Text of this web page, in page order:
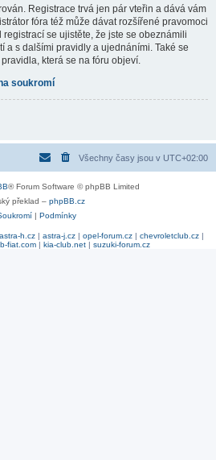
Registrace trvá jen pár vteřin a dává vám
fóra též může dávat rozšířené pravomoci
se ujistěte, že jste se obeznámili
a s dalšími pravidly a ujednáními. Také se
která se na fóru objeví.
soukromí
Všechny časy jsou v UTC+02:00
® Forum Software © phpBB Limited
překlad – phpBB.cz
| Podmínky
h.cz | astra-j.cz | opel-forum.cz | chevroletclub.cz |
fiat.com| kia-club.net| suzuki-forum.cz